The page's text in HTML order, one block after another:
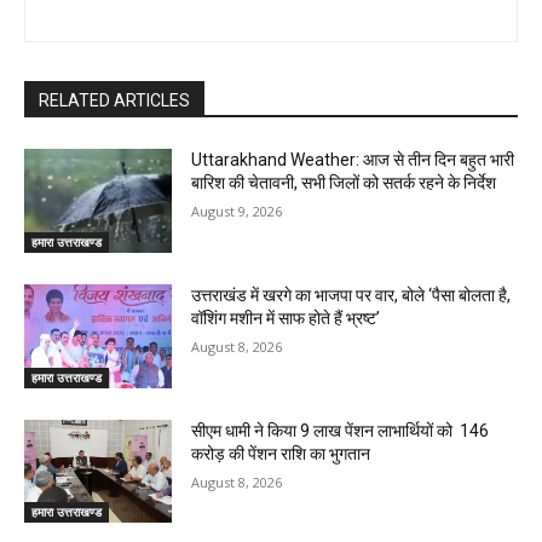
RELATED ARTICLES
हमारा उत्तराखण्ड
Uttarakhand Weather: आज से तीन दिन बहुत भारी
बारिश की चेतावनी, सभी जिलों को सतर्क रहने के निर्देश
August 9, 2026
हमारा उत्तराखण्ड
उत्तराखंड में खरगे का भाजपा पर वार, बोले ‘पैसा बोलता है,
वॉशिंग मशीन में साफ होते हैं भ्रष्ट’
August 8, 2026
हमारा उत्तराखण्ड
सीएम धामी ने किया 9 लाख पेंशन लाभार्थियों को ₹ 146
करोड़ की पेंशन राशि का भुगतान
August 8, 2026